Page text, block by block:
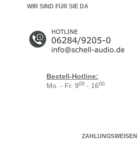
WIR SIND FÜR SIE DA
Bestell-Hotline:
Mo. - Fr. 900 - 1600
ZAHLUNGSWEISEN